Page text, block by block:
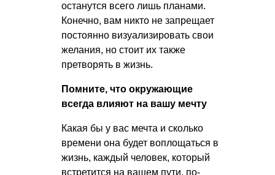
останутся всего лишь планами.
Конечно, вам никто не запрещает
постоянно визуализировать свои
желания, но стоит их также
претворять в жизнь.
Помните, что окружающие
всегда влияют на вашу мечту
Какая бы у вас мечта и сколько
времени она будет воплощаться в
жизнь, каждый человек, который
встретится на вашем пути, по-